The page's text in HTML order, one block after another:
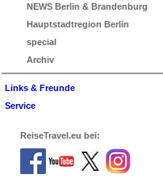
NEWS Berlin & Brandenburg
Hauptstadtregion Berlin
special
Archiv
Links & Freunde
Service
ReiseTravel.eu bei: